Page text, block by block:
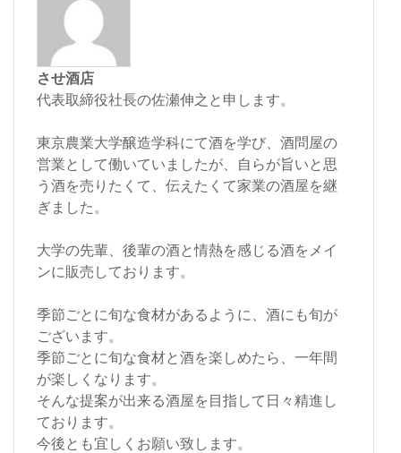
させ酒店
代表取締役社長の佐瀬伸之と申します。
東京農業大学醸造学科にて酒を学び、酒問屋の
営業として働いていましたが、自らが旨いと思
う酒を売りたくて、伝えたくて家業の酒屋を継
ぎました。
大学の先輩、後輩の酒と情熱を感じる酒をメイ
ンに販売しております。
季節ごとに旬な食材があるように、酒にも旬が
ございます。
季節ごとに旬な食材と酒を楽しめたら、一年間
が楽しくなります。
そんな提案が出来る酒屋を目指して日々精進し
ております。
今後とも宜しくお願い致します。